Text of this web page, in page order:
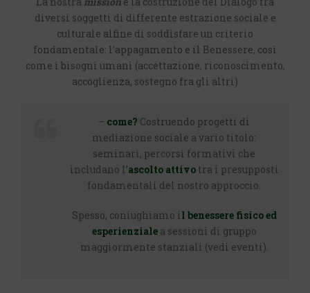
diversi soggetti di differente estrazione sociale e
culturale alfine di soddisfare un criterio
fondamentale: l’appagamento e il Benessere, così
come i bisogni umani (accettazione, riconoscimento,
accoglienza, sostegno fra gli altri)
– come? Costruendo progetti di
mediazione sociale a vario titolo:
seminari, percorsi formativi che
includano l’ascolto attivo tra i presupposti
fondamentali del nostro approccio.
Spesso, coniughiamo i l benessere fisico ed
esperienzialea sessioni di gruppo
maggiormente stanziali (vedi eventi).